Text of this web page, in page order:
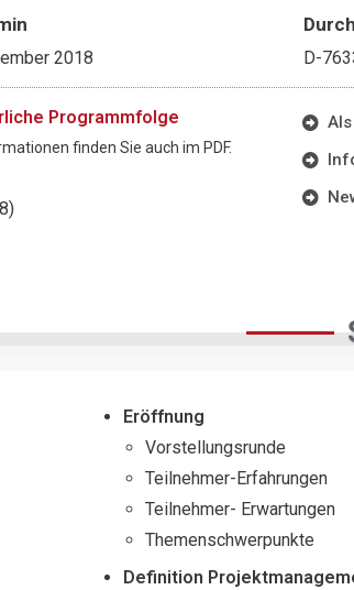
2018 D-
Programmfolge
finden Sie auch im PDF.
Eröffnung
Vorstellungsrunde
Teilnehmer-Erfahrungen
Teilnehmer- Erwartungen
Themenschwerpunkte
Definition